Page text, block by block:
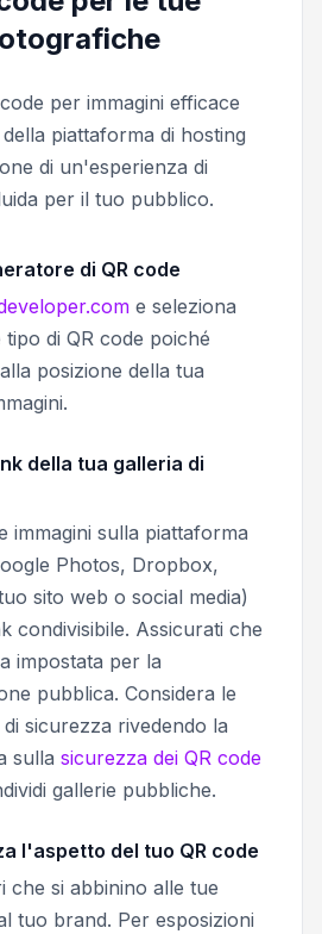
per immagini efficace
piattaforma di hosting
di un'esperienza di
per il tuo pubblico.
di QR code
e seleziona
di QR code poiché
posizione della tua
della tua galleria di
immagini sulla piattaforma
Photos, Dropbox,
sito web o social media)
condivisibile. Assicurati che
impostata per la
pubblica. Considera le
sicurezza rivedendo la
sulla sicurezza dei QR code
gallerie pubbliche.
l'aspetto del tuo QR code
che si abbinino alle tue
tuo brand. Per esposizioni